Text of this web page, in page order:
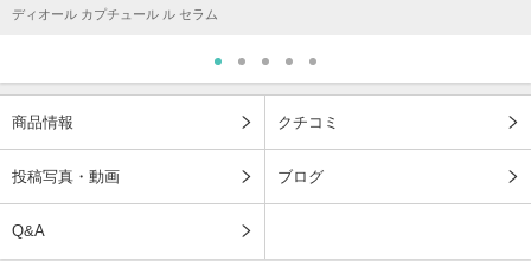
ディオール カプチュール ル セラム
商品情報 クチコミ
投稿写真・動画 ブログ
Q&A